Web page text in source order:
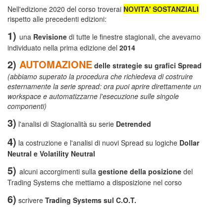
Nell'edizione 2020 del corso troverai NOVITA' SOSTANZIALI
rispetto alle precedenti edizioni:
1) una Revisione di tutte le finestre stagionali, che avevamo
individuato nella prima edizione del 2014
2) AUTOMAZIONE delle strategie su grafici Spread
(abbiamo superato la procedura che richiedeva di costruire
esternamente la serie spread: ora puoi aprire direttamente un
workspace e automatizzarne l'esecuzione sulle singole
componenti)
3) l'analisi di Stagionalità su serie Detrended
4) la costruzione e l'analisi di nuovi Spread su logiche Dollar
Neutral e Volatility Neutral
5) alcuni accorgimenti sulla gestione della posizione del
Trading Systems che mettiamo a disposizione nel corso
6) scrivere Trading Systems sul C.O.T.